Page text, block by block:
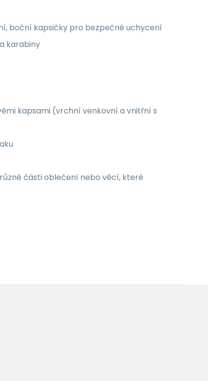
boční kapsičky pro bezpečné uchycení
karabiny
kapsami (vrchní venkovní a vnitřní s
části oblečení nebo věcí, které